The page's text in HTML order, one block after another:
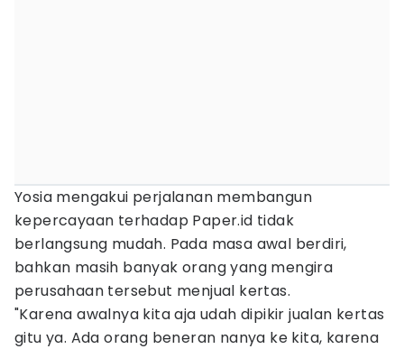
Yosia mengakui perjalanan membangun
kepercayaan terhadap Paper.id tidak
berlangsung mudah. Pada masa awal berdiri,
bahkan masih banyak orang yang mengira
perusahaan tersebut menjual kertas.
"Karena awalnya kita aja udah dipikir jualan kertas
gitu ya. Ada orang beneran nanya ke kita, karena